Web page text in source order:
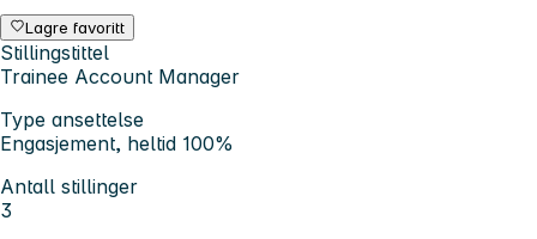
Lagre favoritt
Stillingstittel
Trainee Account Manager
Type ansettelse
Engasjement, heltid 100%
Antall stillinger
3